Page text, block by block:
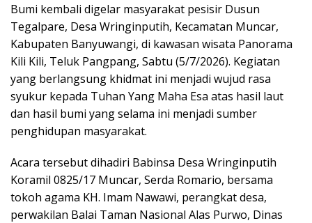
Bumi kembali digelar masyarakat pesisir Dusun
Tegalpare, Desa Wringinputih, Kecamatan Muncar,
Kabupaten Banyuwangi, di kawasan wisata Panorama
Kili Kili, Teluk Pangpang, Sabtu (5/7/2026). Kegiatan
yang berlangsung khidmat ini menjadi wujud rasa
syukur kepada Tuhan Yang Maha Esa atas hasil laut
dan hasil bumi yang selama ini menjadi sumber
penghidupan masyarakat.
Acara tersebut dihadiri Babinsa Desa Wringinputih
Koramil 0825/17 Muncar, Serda Romario, bersama
tokoh agama KH. Imam Nawawi, perangkat desa,
perwakilan Balai Taman Nasional Alas Purwo, Dinas